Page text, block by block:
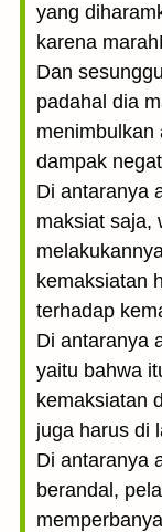
yang
karena
Dan
padahal dia
menimbulkan
dampak
Di antaranya
maksiat saja,
kemaksiatan
terhadap
Di antaranya
yaitu bahwa
kemaksiatan
juga harus di
Di antaranya
berandal,